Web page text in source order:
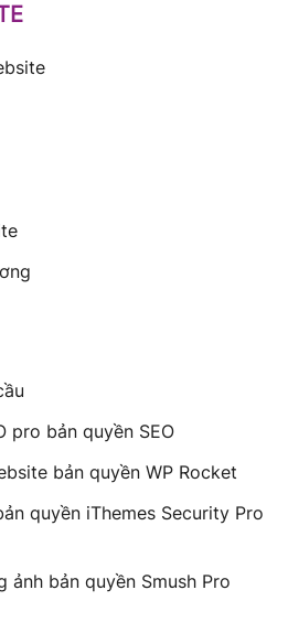
pro bản quyền SEO
bản quyền WP Rocket
quyền iThemes Security Pro
ảnh bản quyền Smush Pro